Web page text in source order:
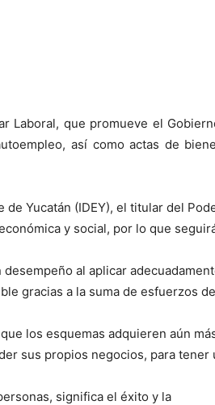
Laboral, que promueve el
así como actas de
Yucatán (IDEY), el titular del
y social, por lo que
al aplicar
gracias a la suma de esfuerzos de
los esquemas adquieren aún
sus propios negocios, para tener
significa el éxito y la